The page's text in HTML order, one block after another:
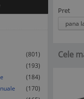
Pret
pana
Cele
(801)
(193)
(184)
(170)